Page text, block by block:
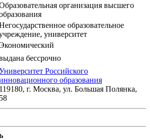
организация высшего
образовательное
университет
бессрочно
Российского
образования
119180, г. Москва, ул. Большая Полянка,
58